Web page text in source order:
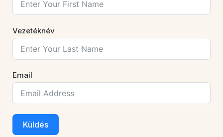
Vezetéknév
Email
Küldés